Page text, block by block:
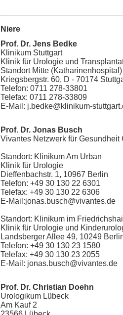
Niere
Prof. Dr. Jens Bedke
Klinikum Stuttgart
Klinik für Urologie und
Standort Mitte (Katharinenhospital)
Kriegsbergstr. 60, D - 70174
Telefon: 0711 278-33801
Telefax: 0711 278-33809
E-Mail: j.bedke@klinikum-
Prof. Dr. Jonas Busch
Vivantes Netzwerk für Gesundheit
Standort: Klinikum Am Urban
Klinik für Urologie
Dieffenbachstr. 1, 10967 Berlin
Telefon: +49 30 130 22 6301
Telefax: +49 30 130 22 6306
E-Mail:jonas.busch@vivantes.de
Standort: Klinikum im
Klinik für Urologie und
Landsberger Allee 49, 10249
Telefon: +49 30 130 23 1580
Telefax: +49 30 130 23 2055
E-Mail: jonas.busch@vivantes.de
Prof. Dr. Christian Doehn
Urologikum Lübeck
Am Kauf 2